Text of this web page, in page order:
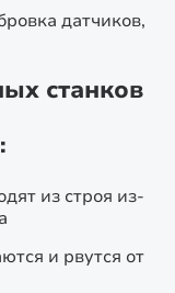
датчиков,
станков
из строя из-
и рвутся от